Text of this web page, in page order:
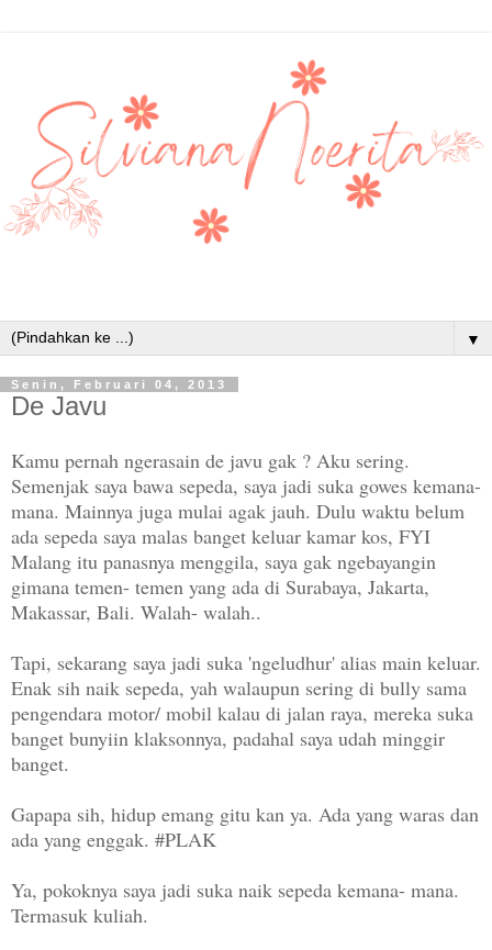
▼
Senin, Februari 04, 2013
De Javu
Kamu pernah ngerasain de javu gak ? Aku sering.
Semenjak saya bawa sepeda, saya jadi suka gowes kemana-
mana. Mainnya juga mulai agak jauh. Dulu waktu belum
ada sepeda saya malas banget keluar kamar kos, FYI
Malang itu panasnya menggila, saya gak ngebayangin
gimana temen- temen yang ada di Surabaya, Jakarta,
Makassar, Bali. Walah- walah..
Tapi, sekarang saya jadi suka 'ngeludhur' alias main keluar.
Enak sih naik sepeda, yah walaupun sering di bully sama
pengendara motor/ mobil kalau di jalan raya, mereka suka
banget bunyiin klaksonnya, padahal saya udah minggir
banget.
Gapapa sih, hidup emang gitu kan ya. Ada yang waras dan
ada yang enggak. #PLAK
Ya, pokoknya saya jadi suka naik sepeda kemana- mana.
Termasuk kuliah.